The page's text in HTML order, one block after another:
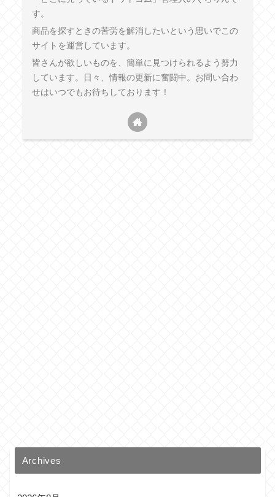
す。
商品を探すときの苦労を解消したいという思いでこの
サイトを運営しています。
皆さんが欲しいものを、簡単に見つけられるよう努力
しています。日々、情報の更新に奮闘中。お問い合わ
せはいつでもお待ちしております！
Archives